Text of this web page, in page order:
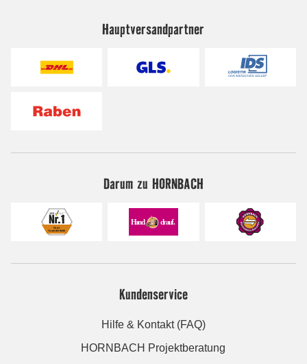
Hauptversandpartner
Darum zu HORNBACH
Kundenservice
Hilfe & Kontakt (FAQ)
HORNBACH Projektberatung